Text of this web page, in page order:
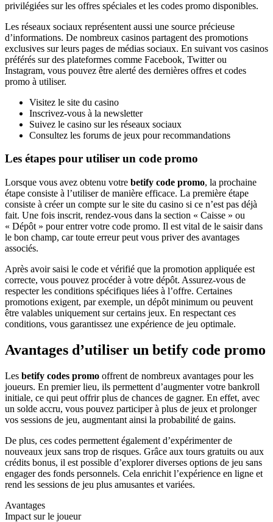
privilégiées sur les offres spéciales et les codes promo disponibles.
Les réseaux sociaux représentent aussi une source précieuse
d’informations. De nombreux casinos partagent des promotions
exclusives sur leurs pages de médias sociaux. En suivant vos casinos
préférés sur des plateformes comme Facebook, Twitter ou
Instagram, vous pouvez être alerté des dernières offres et codes
promo à utiliser.
Visitez le site du casino
Inscrivez-vous à la newsletter
Suivez le casino sur les réseaux sociaux
Consultez les forums de jeux pour recommandations
Les étapes pour utiliser un code promo
Lorsque vous avez obtenu votre betify code promo, la prochaine
étape consiste à l’utiliser de manière efficace. La première étape
consiste à créer un compte sur le site du casino si ce n’est pas déjà
fait. Une fois inscrit, rendez-vous dans la section « Caisse » ou
« Dépôt » pour entrer votre code promo. Il est vital de le saisir dans
le bon champ, car toute erreur peut vous priver des avantages
associés.
Après avoir saisi le code et vérifié que la promotion appliquée est
correcte, vous pouvez procéder à votre dépôt. Assurez-vous de
respecter les conditions spécifiques liées à l’offre. Certaines
promotions exigent, par exemple, un dépôt minimum ou peuvent
être valables uniquement sur certains jeux. En respectant ces
conditions, vous garantissez une expérience de jeu optimale.
Avantages d’utiliser un betify code promo
Les betify codes promo offrent de nombreux avantages pour les
joueurs. En premier lieu, ils permettent d’augmenter votre bankroll
initiale, ce qui peut offrir plus de chances de gagner. En effet, avec
un solde accru, vous pouvez participer à plus de jeux et prolonger
vos sessions de jeu, augmentant ainsi la probabilité de gains.
De plus, ces codes permettent également d’expérimenter de
nouveaux jeux sans trop de risques. Grâce aux tours gratuits ou aux
crédits bonus, il est possible d’explorer diverses options de jeu sans
engager des fonds personnels. Cela enrichit l’expérience en ligne et
rend les sessions de jeu plus amusantes et variées.
Avantages
Impact sur le joueur